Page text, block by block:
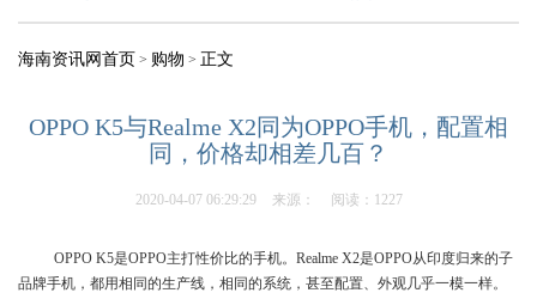
海南资讯网首页 > 购物 > 正文
OPPO K5与Realme X2同为OPPO手机，配置相
同，价格却相差几百？
2020-04-07 06:29:29 来源： 阅读：1227
OPPO K5是OPPO主打性价比的手机。Realme X2是OPPO从印度归来的子
品牌手机，都用相同的生产线，相同的系统，甚至配置、外观几乎一模一样。